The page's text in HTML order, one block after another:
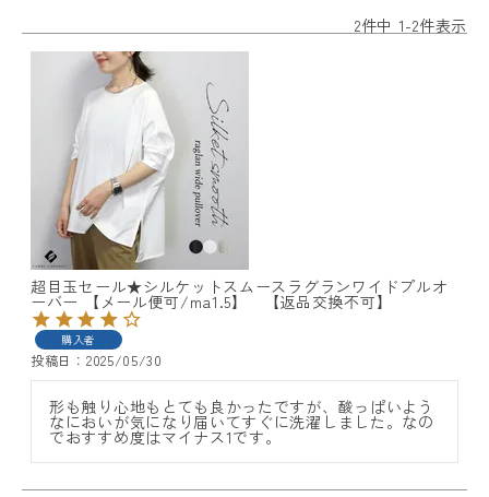
ACCOUNT MENU
ようこそ ゲスト 様
ログイン 会員登録
レディーストップス
レディースボトムス
2件中 1-2件表示
超目玉セール★シルケットスムースラグランワイドプルオ
ーバー 【メール便可/ma1.5】 【返品交換不可】
購入者
投稿日 2025/05/30
形も触り心地もとても良かったですが、酸っぱいよう
なにおいが気になり届いてすぐに洗濯しました。なの
でおすすめ度はマイナス1です。